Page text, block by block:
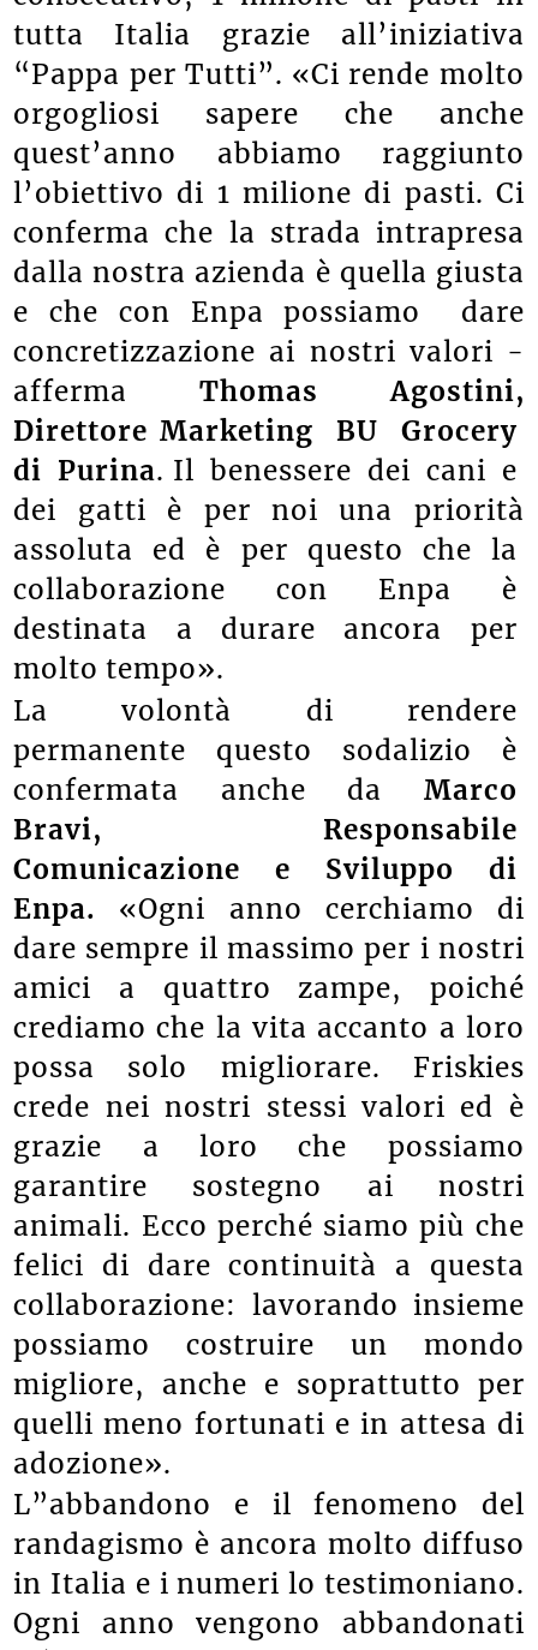
consecutivo, 1 milione di pasti in
tutta Italia grazie all’iniziativa
“Pappa per Tutti”. «Ci rende molto
orgogliosi sapere che anche
quest’anno abbiamo raggiunto
l’obiettivo di 1 milione di pasti. Ci
conferma che la strada intrapresa
dalla nostra azienda è quella giusta
e che con Enpa possiamo dare
concretizzazione ai nostri valori -
afferma
Thomas Agostini,
Direttore Marketing BU Grocery
di Purina
. Il benessere dei cani e
dei gatti è per noi una priorità
assoluta ed è per questo che la
collaborazione con Enpa è
destinata a durare ancora per
molto tempo».
La volontà di rendere
permanente questo sodalizio è
confermata anche da
Ma rco
Bravi, Responsabile
Comunicazione e Sviluppo di
Enpa.
«Ogni anno cerchiamo di
dare sempre il massimo per i nostri
amici a quattro zampe, poiché
crediamo che la vita accanto a loro
possa solo migliorare. Friskies
crede nei nostri stessi valori ed è
grazie a loro che possiamo
garantire sostegno ai nostri
animali. Ecco perché siamo più che
felici di dare continuità a questa
collaborazione: lavorando insieme
possiamo costruire un mondo
migliore, anche e soprattutto per
quelli meno fortunati e in attesa di
adozione».
L”abbandono e il fenomeno del
randagismo è ancora molto diffuso
in Italia e i numeri lo testimoniano.